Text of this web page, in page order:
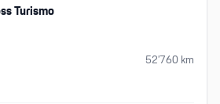
Turismo
52’760km